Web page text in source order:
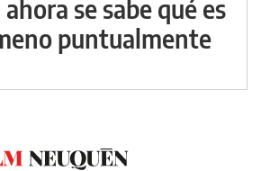
se sabe qué es
puntualmente